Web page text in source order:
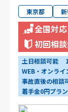
東京都
全国対応
初回相
土日相談可能
WEB・オンライ
事故直後の相談
着手金0円プラ